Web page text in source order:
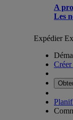
A
Les
Expédier